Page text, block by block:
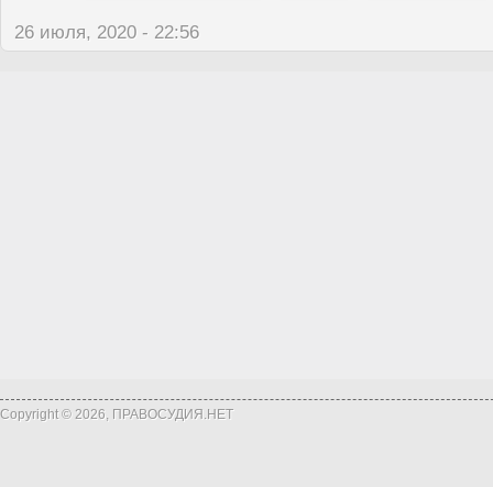
26 июля, 2020 - 22:56
Copyright © 2026, ПРАВОСУДИЯ.НЕТ